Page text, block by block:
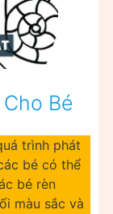
Bé
trình phát
bé có thể
bé rèn
màu sắc và